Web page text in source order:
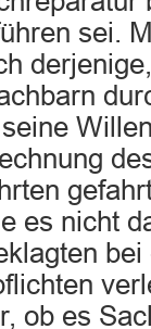
sei.
es nicht
ob es